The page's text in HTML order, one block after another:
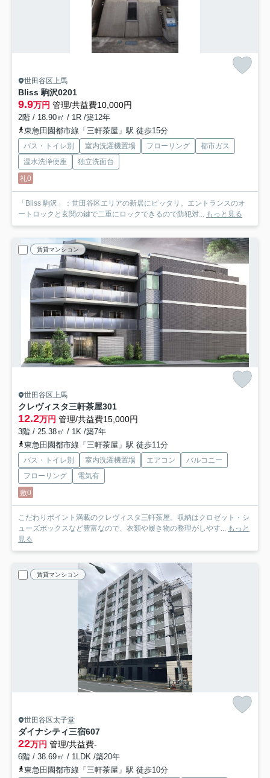
世田谷区上馬
Bliss 駒沢0201
9.9万円 管理/共益費10,000円
2階 / 18.90㎡ / 1R /築12年
東急田園都市線「三軒茶屋」駅 徒歩15分
バス・トイレ別 室内洗濯機置場 フローリング
都市ガス
温水洗浄便座
独立洗面台
礼0
「Bliss 駒沢」：世田谷区エリアの新居にピッタリ。エントランスのオ
ートロックと玄関の鍵で二重にロックできるので防犯対... もっと見る
賃貸マンション
世田谷区上馬
クレヴィスタ三軒茶屋301
12.2万円 管理/共益費15,000円
3階 / 25.38㎡ / 1K /築7年
東急田園都市線「三軒茶屋」駅 徒歩11分
バス・トイレ別 室内洗濯機置場 エアコン
バルコニー
フローリング
電気有
敷0
こだわりポイント満載のクレヴィスタ三軒茶屋。収納はクロゼット・シ
ューズボックスなど豊富なので、衣類や履き物の整理がしやす... もっと
見る
賃貸マンション
世田谷区太子堂
ダイナシティ三宿607
22万円 管理/共益費-
6階 / 38.69㎡ / 1LDK /築20年
東急田園都市線「三軒茶屋」駅 徒歩10分